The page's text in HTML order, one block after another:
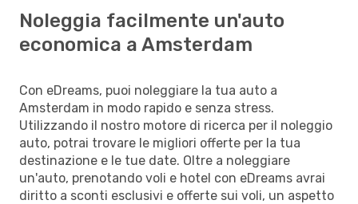
Noleggia facilmente un'auto
economica a Amsterdam
Con eDreams, puoi noleggiare la tua auto a
Amsterdam in modo rapido e senza stress.
Utilizzando il nostro motore di ricerca per il noleggio
auto, potrai trovare le migliori offerte per la tua
destinazione e le tue date. Oltre a noleggiare
un'auto, prenotando voli e hotel con eDreams avrai
diritto a sconti esclusivi e offerte sui voli, un aspetto